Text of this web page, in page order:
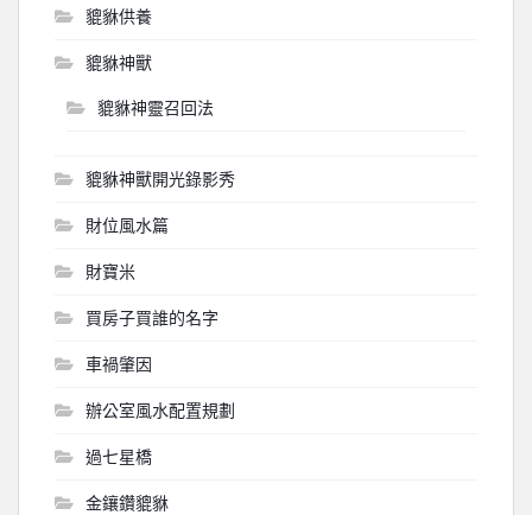
貔貅供養
貔貅神獸
貔貅神靈召回法
貔貅神獸開光錄影秀
財位風水篇
財寶米
買房子買誰的名字
車禍肇因
辦公室風水配置規劃
過七星橋
金鑲鑽貔貅